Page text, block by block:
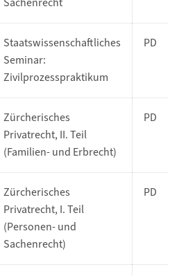
Staatswissenschaftliches
Seminar:
Zivilprozesspraktikum
PD
Zürcherisches
Privatrecht, II. Teil
(Familien- und Erbrecht)
PD
Zürcherisches
Privatrecht, I. Teil
(Personen- und
Sachenrecht)
PD